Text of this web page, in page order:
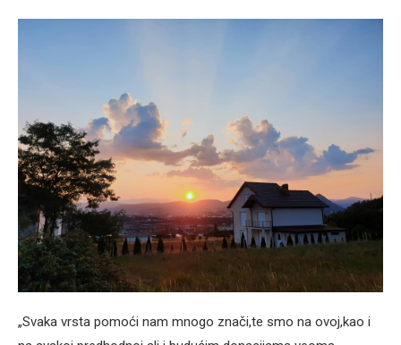
„Svaka vrsta pomoći nam mnogo znači,te smo na ovoj,kao i